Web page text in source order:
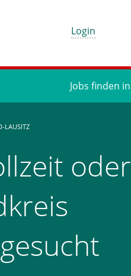
Login
Jobs finden in
LAUSITZ
oder